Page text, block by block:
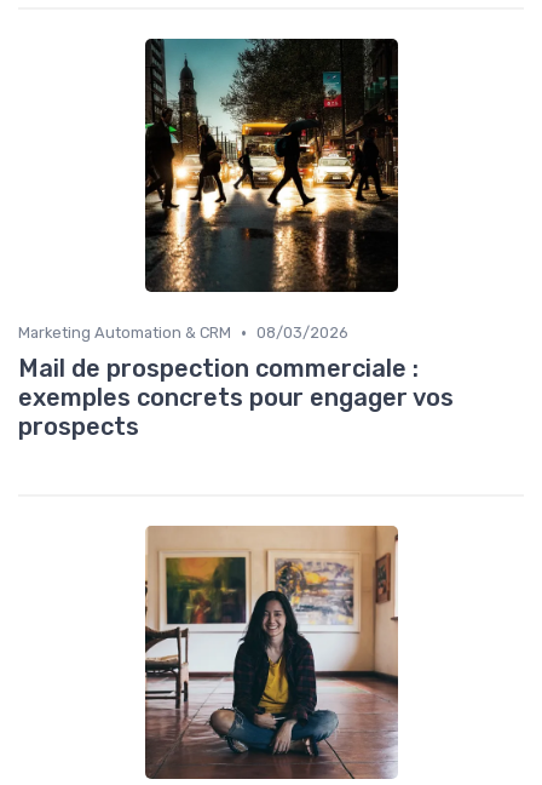
Marketing Automation & CRM • 08/03/2026
Mail de prospection commerciale :
exemples concrets pour engager vos
prospects